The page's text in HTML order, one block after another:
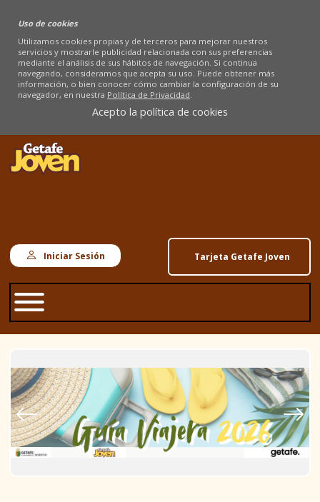
Uso de cookies
Utilizamos cookies propias y de terceros para mejorar nuestros
servicios y mostrarle publicidad relacionada con sus preferencias
mediante el análisis de sus hábitos de navegación. Si continua
navegando, consideramos que acepta su uso. Puede obtener más
información, o bien conocer cómo cambiar la configuración de su
navegador, en nuestra Política de Privacidad.
Acepto la política de cookies
Iniciar Sesión Tarjeta Getafe Joven